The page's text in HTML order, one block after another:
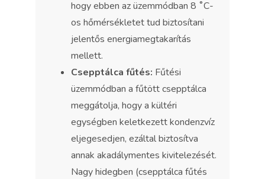
hogy ebben az üzemmódban 8 ˚C-
os hőmérsékletet tud biztosítani
jelentős energiamegtakarítás
mellett.
Csepptálca fűtés: Fűtési
üzemmódban a fűtött csepptálca
meggátolja, hogy a kültéri
egységben keletkezett kondenzvíz
eljegesedjen, ezáltal biztosítva
annak akadálymentes kivitelezését.
Nagy hidegben (csepptálca fűtés